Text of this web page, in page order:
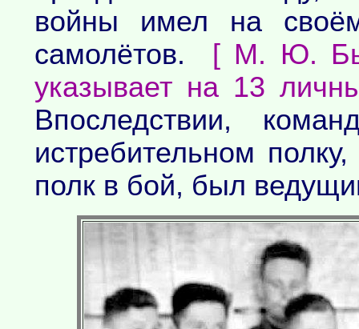
войны имел на
самолётов.
[ М. Ю.
указывает на 13
Впоследствии,
истребительном
полк в бой, был